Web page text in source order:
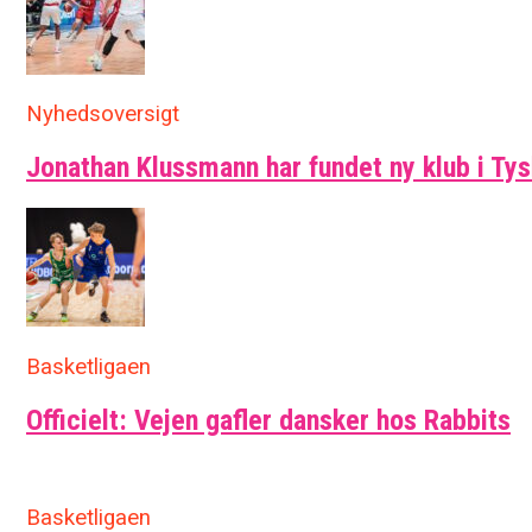
Nyhedsoversigt
Jonathan Klussmann har fundet ny klub i
Basketligaen
Officielt: Vejen gafler dansker hos Rabbits
Basketligaen